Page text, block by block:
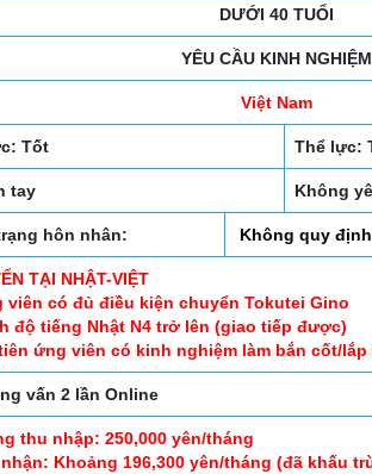
DƯỚI 40 TUỔI
YÊU CẦU KINH NGHIỆM
Việt Nam
Tốt Thể lực:
tay Không
hôn nhân: Không quy định
TẠI NHẬT-VIỆT
có đủ điều kiện chuyển Tokutei Gino
độ tiếng Nhật N4 trở lên (giao tiếp được)
ứng viên có kinh nghiệm làm bắn cốt/lắp
vấn 2 lần Online
thu nhập: 250,000 yên/tháng
Khoảng 196,300 yên/tháng (đã khấu